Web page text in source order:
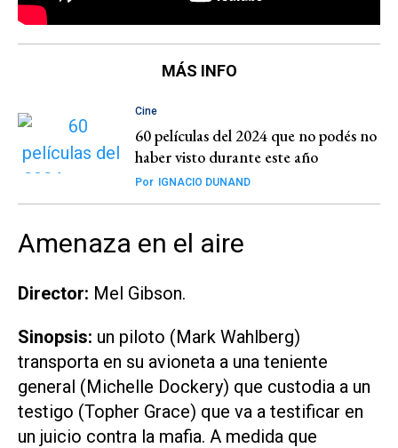
MÁS INFO
Cine
60 películas del 2024 que no podés no
haber visto durante este año
Por IGNACIO DUNAND
Amenaza en el aire
Director: Mel Gibson.
Sinopsis: un piloto (Mark Wahlberg)
transporta en su avioneta a una teniente
general (Michelle Dockery) que custodia a un
testigo (Topher Grace) que va a testificar en
un juicio contra la mafia. A medida que